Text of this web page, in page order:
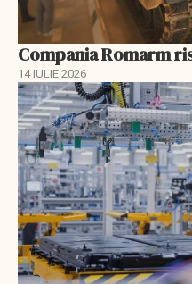
Compania Romarm
14 IULIE 2026